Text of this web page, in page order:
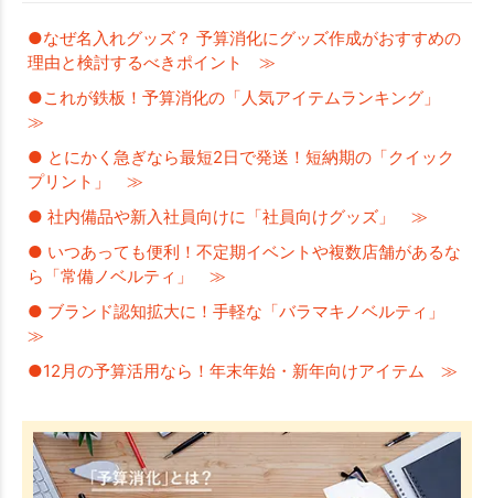
●なぜ名入れグッズ？ 予算消化にグッズ作成がおすすめの
理由と検討するべきポイント ≫
●これが鉄板！予算消化の「人気アイテムランキング」
≫
● とにかく急ぎなら最短2日で発送！短納期の「クイック
プリント」 ≫
● 社内備品や新入社員向けに「社員向けグッズ」 ≫
● いつあっても便利！不定期イベントや複数店舗があるな
ら「常備ノベルティ」 ≫
● ブランド認知拡大に！手軽な「バラマキノベルティ」
≫
●12月の予算活用なら！年末年始・新年向けアイテム ≫